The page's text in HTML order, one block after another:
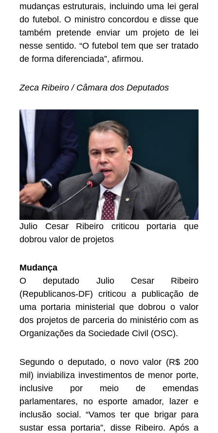
mudanças estruturais, incluindo uma lei geral
do futebol. O ministro concordou e disse que
também pretende enviar um projeto de lei
nesse sentido. “O futebol tem que ser tratado
de forma diferenciada”, afirmou.
Zeca Ribeiro / Câmara dos Deputados
Julio Cesar Ribeiro criticou portaria que
dobrou valor de projetos
Mudança
O deputado Julio Cesar Ribeiro
(Republicanos-DF) criticou a publicação de
uma portaria ministerial que dobrou o valor
dos projetos de parceria do ministério com as
Organizações da Sociedade Civil (OSC).
Segundo o deputado, o novo valor (R$ 200
mil) inviabiliza investimentos de menor porte,
inclusive por meio de emendas
parlamentares, no esporte amador, lazer e
inclusão social. “Vamos ter que brigar para
sustar essa portaria”, disse Ribeiro. Após a